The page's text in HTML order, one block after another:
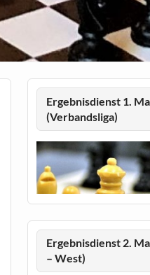
Ergebnisdienst 1.
(Verbandsliga)
Ergebnisdienst 2.
– West)